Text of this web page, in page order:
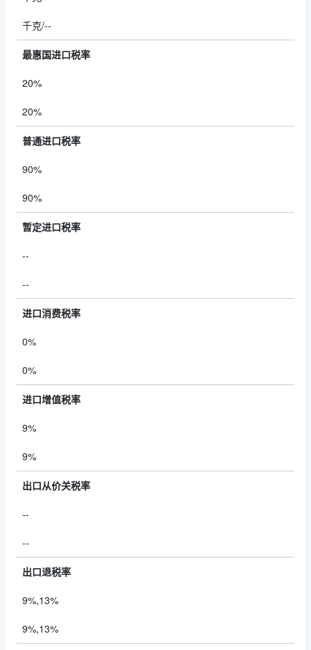
千克/--
最惠国进口税率
20%
20%
普通进口税率
90%
90%
暂定进口税率
--
--
进口消费税率
0%
0%
进口增值税率
9%
9%
出口从价关税率
--
--
出口退税率
9%,13%
9%,13%